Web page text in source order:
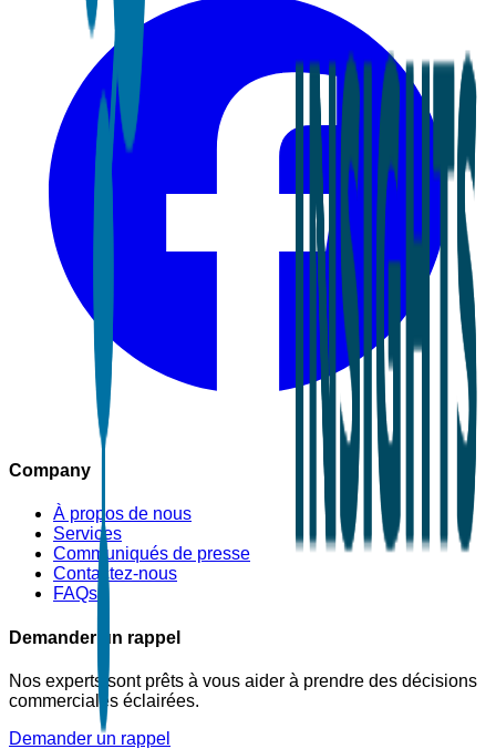
Company
À propos de nous
Services
Communiqués de presse
Contactez-nous
FAQs
Demander un rappel
Nos experts sont prêts à vous aider à prendre des décisions
commerciales éclairées.
Demander un rappel